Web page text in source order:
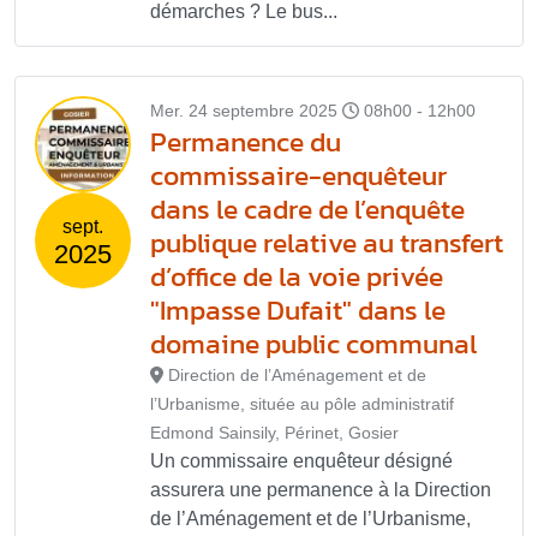
démarches ? Le bus...
sept.
2025
Mer. 24 septembre 2025 08h00 - 12h00
Permanence du
commissaire-enquêteur
dans le cadre de l’enquête
publique relative au transfert
d’office de la voie privée
"Impasse Dufait" dans le
domaine public communal
Direction de l’Aménagement et de
l’Urbanisme, située au pôle administratif
Edmond Sainsily, Périnet, Gosier
Un commissaire enquêteur désigné
assurera une permanence à la Direction
de l’Aménagement et de l’Urbanisme,